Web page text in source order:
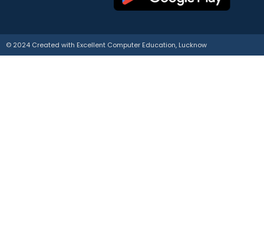
© 2024 Created with Excellent Computer Education, Lucknow